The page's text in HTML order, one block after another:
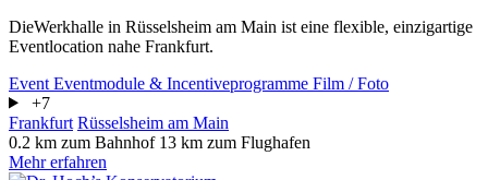
DieWerkhalle in Rüsselsheim am Main ist eine flexible, einzigartige
Eventlocation nahe Frankfurt.
Event Eventmodule & Incentiveprogramme Film / Foto
+7
Frankfurt Rüsselsheim am Main
0.2 km zum Bahnhof 13 km zum Flughafen
Mehr erfahren